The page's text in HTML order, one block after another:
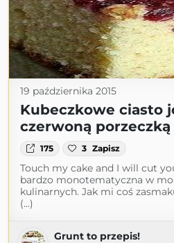
19 października 2015
Kubeczkowe ciasto
czerwoną porzeczką
175 3 Zapisz
Touch my cake and I will cut
bardzo monotematyczna w
kulinarnych. Jak mi coś
(...)
Grunt to przepis!